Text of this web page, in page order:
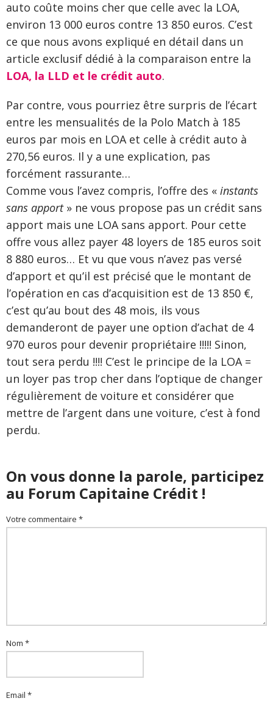
auto coûte moins cher que celle avec la LOA,
environ 13 000 euros contre 13 850 euros. C’est
ce que nous avons expliqué en détail dans un
article exclusif dédié à la comparaison entre la
LOA, la LLD et le crédit auto.
Par contre, vous pourriez être surpris de l’écart
entre les mensualités de la Polo Match à 185
euros par mois en LOA et celle à crédit auto à
270,56 euros. Il y a une explication, pas
forcément rassurante…
Comme vous l’avez compris, l’offre des « instants
sans apport» ne vous propose pas un crédit sans
apport mais une LOA sans apport. Pour cette
offre vous allez payer 48 loyers de 185 euros soit
8 880 euros… Et vu que vous n’avez pas versé
d’apport et qu’il est précisé que le montant de
l’opération en cas d’acquisition est de 13 850 €,
c’est qu’au bout des 48 mois, ils vous
demanderont de payer une option d’achat de 4
970 euros pour devenir propriétaire !!!!! Sinon,
tout sera perdu !!!! C’est le principe de la LOA =
un loyer pas trop cher dans l’optique de changer
régulièrement de voiture et considérer que
mettre de l’argent dans une voiture, c’est à fond
perdu.
On vous donne la parole, participez
au Forum Capitaine Crédit !
Votre commentaire *
Nom *
Email *